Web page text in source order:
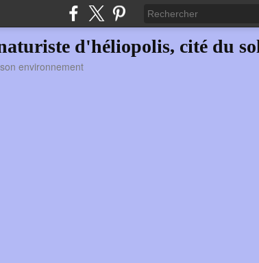
d'héliopolis, cité du
environnement